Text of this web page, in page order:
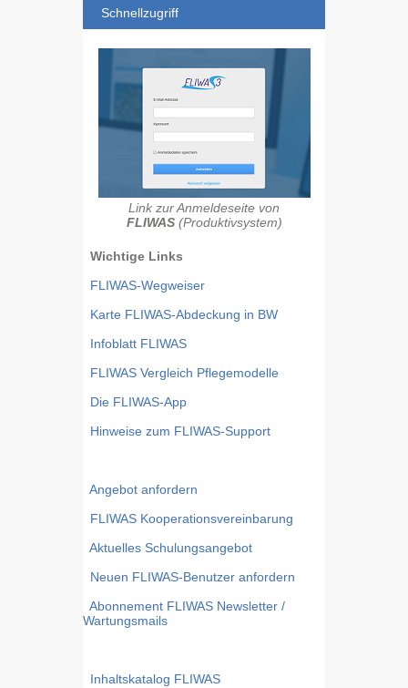
Schnellzugriff
Link zur Anmeldeseite von
FLIWAS(Produktivsystem)
Wichtige Links
FLIWAS-Wegweiser
Karte FLIWAS-Abdeckung in BW
Infoblatt FLIWAS
FLIWAS Vergleich Pflegemodelle
Die FLIWAS-App
Hinweise zum FLIWAS-Support
Angebot anfordern
FLIWAS Kooperationsvereinbarung
Aktuelles Schulungsangebot
Neuen FLIWAS-Benutzer anfordern
Abonnement FLIWAS Newsletter /
Wartungsmails
Inhaltskatalog FLIWAS